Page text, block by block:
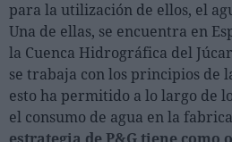
Registrarse
EN
para la utilización de ellos, el
Una de ellas, se encuentra en
la Cuenca Hidrográfica del
se trabaja con los principios de
esto ha permitido a lo largo de
el consumo de agua en la